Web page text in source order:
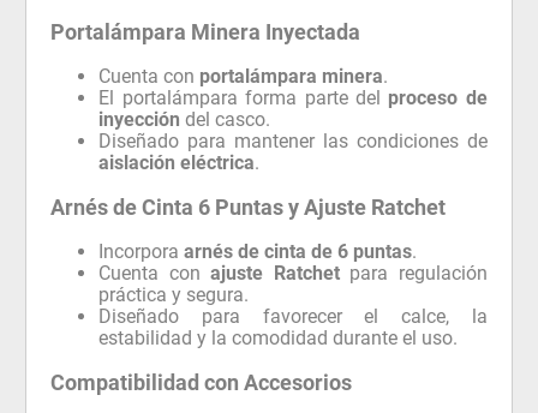
Portalámpara Minera Inyectada
Cuenta con portalámpara minera.
El portalámpara forma parte del proceso de
inyección del casco.
Diseñado para mantener las condiciones de
aislación eléctrica.
Arnés de Cinta 6 Puntas y Ajuste Ratchet
Incorporaarnés de cinta de 6 puntas.
Cuenta conajuste Ratchetpara regulación
práctica y segura.
Diseñado para favorecer el calce, la
estabilidad y la comodidad durante el uso.
Compatibilidad con Accesorios